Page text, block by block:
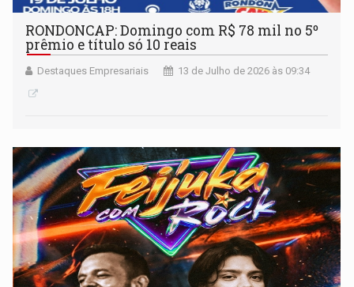
RONDONCAP: Domingo com R$ 78 mil no 5º
prêmio e título só 10 reais
Destaques Empresariais 13 de Julho de 2026 às 09:34